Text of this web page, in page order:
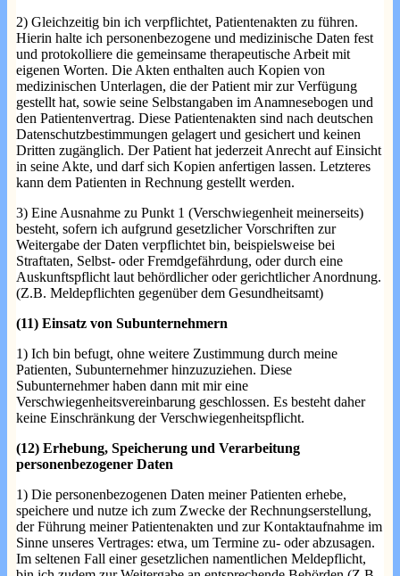
2) Gleichzeitig bin ich verpflichtet, Patientenakten zu führen.
Hierin halte ich personenbezogene und medizinische Daten fest
und protokolliere die gemeinsame therapeutische Arbeit mit
eigenen Worten. Die Akten enthalten auch Kopien von
medizinischen Unterlagen, die der Patient mir zur Verfügung
gestellt hat, sowie seine Selbstangaben im Anamnesebogen und
den Patientenvertrag. Diese Patientenakten sind nach deutschen
Datenschutzbestimmungen gelagert und gesichert und keinen
Dritten zugänglich. Der Patient hat jederzeit Anrecht auf Einsicht
in seine Akte, und darf sich Kopien anfertigen lassen. Letzteres
kann dem Patienten in Rechnung gestellt werden.
3) Eine Ausnahme zu Punkt 1 (Verschwiegenheit meinerseits)
besteht, sofern ich aufgrund gesetzlicher Vorschriften zur
Weitergabe der Daten verpflichtet bin, beispielsweise bei
Straftaten, Selbst- oder Fremdgefährdung, oder durch eine
Auskunftspflicht laut behördlicher oder gerichtlicher Anordnung.
(Z.B. Meldepflichten gegenüber dem Gesundheitsamt)
(11) Einsatz von Subunternehmern
1) Ich bin befugt, ohne weitere Zustimmung durch meine
Patienten, Subunternehmer hinzuzuziehen. Diese
Subunternehmer haben dann mit mir eine
Verschwiegenheitsvereinbarung geschlossen. Es besteht daher
keine Einschränkung der Verschwiegenheitspflicht.
(12) Erhebung, Speicherung und Verarbeitung
personenbezogener Daten
1) Die personenbezogenen Daten meiner Patienten erhebe,
speichere und nutze ich zum Zwecke der Rechnungserstellung,
der Führung meiner Patientenakten und zur Kontaktaufnahme im
Sinne unseres Vertrages: etwa, um Termine zu- oder abzusagen.
Im seltenen Fall einer gesetzlichen namentlichen Meldepflicht,